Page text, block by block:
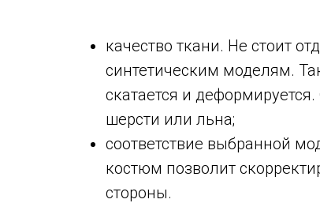
качество ткани. Не стоит
синтетическим моделям.
скатается и
шерсти или льна;
соответствие выбранной
костюм позволит
стороны.